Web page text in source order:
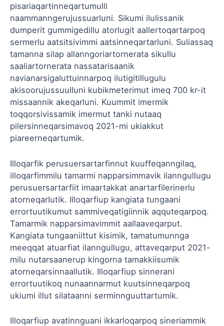
pisariaqartinneqartumulli
naammanngerujussuarluni. Sikumi ilulissanik
dumperit gummigedillu atorlugit aallertoqartarpoq
sermerlu aatsitsivimmi aatsinneqartarluni. Suliassaq
tamanna silap allanngoriartornerata sikullu
saaliartornerata nassatarisaanik
navianarsigaluttuinnarpoq ilutigitillugulu
akisoorujussuulluni kubikmeterimut imeq 700 kr-it
missaannik akeqarluni. Kuummit imermik
toqqorsivissamik imermut tanki nutaaq
pilersinneqarsimavoq 2021-mi ukiakkut
piareerneqartumik.
Illoqarfik perusuersartarfinnut kuuffeqanngilaq,
illoqarfimmilu tamarmi napparsimmavik ilanngullugu
perusuersartarfiit imaartakkat anartarfilerinerlu
atorneqarlutik. Illoqarfiup kangiata tungaani
errortuutikumut sammiveqatigiinnik aqquteqarpoq.
Tamarmik napparsimavimmit aallaaveqarput.
Kangiata tungaaniittut kisimik, tamatumunnga
meeqqat atuarfiat ilanngullugu, attaveqarput 2021-
milu nutarsaanerup kingorna tamakkiisumik
atorneqarsinnaallutik. Illoqarfiup sinnerani
errortuutikoq nunaannarmut kuutsinneqarpoq
ukiumi illut silataanni serminnguuttartumik.
Illoqarfiup avatinnguani ikkarloqarpoq sineriammik